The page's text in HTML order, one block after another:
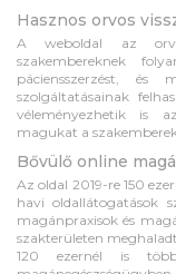
Hasznos orvos
A weboldal az
szakembereknek
páciensszerzést, és
szolgáltatásainak
véleményezhetik is
magukat a
Bővülő online
Az oldal 2019-re 150
havi oldallátogatások
magánpraxisok és
szakterületen
120 ezernél is